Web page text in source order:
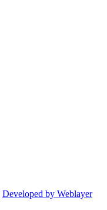
Developed by Weblayer